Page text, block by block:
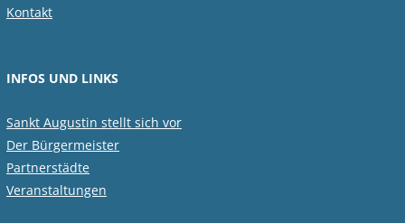
Kontakt
INFOS UND LINKS
Sankt Augustin stellt sich vor
Der Bürgermeister
Partnerstädte
Veranstaltungen